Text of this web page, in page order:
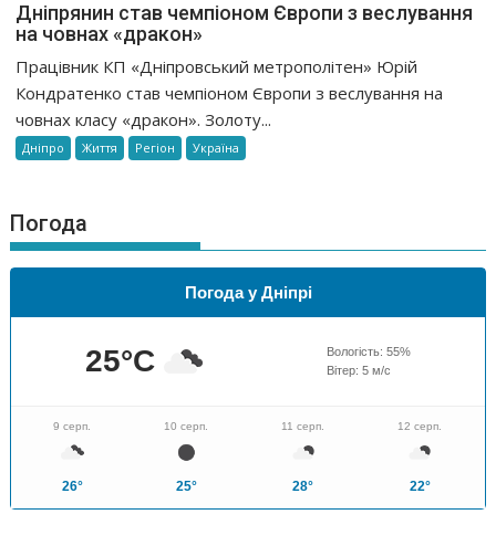
Дніпрянин став чемпіоном Європи з веслування
на човнах «дракон»
Працівник КП «Дніпровський метрополітен» Юрій
Кондратенко став чемпіоном Європи з веслування на
човнах класу «дракон». Золоту...
Дніпро Життя Регіон Україна
Погода
Погода у Дніпрі
25°C Вологість: 55%
Вітер: 5м/с
9 серп.
26°
10 серп.
25°
11 серп.
28°
12 серп.
22°